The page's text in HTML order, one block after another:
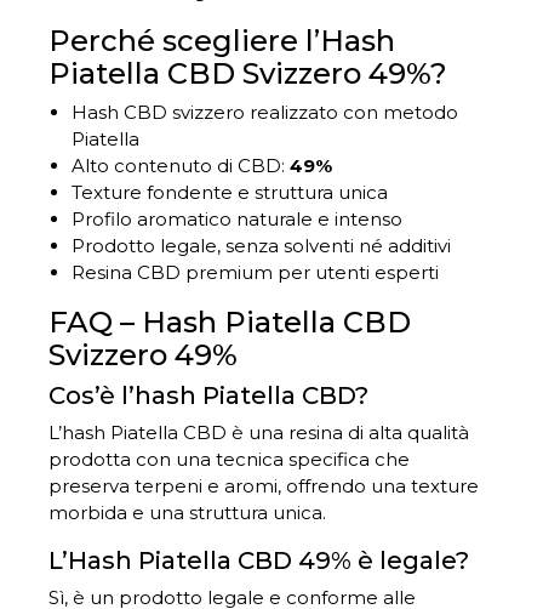
Perché scegliere l’Hash
Piatella CBD Svizzero 49%?
Hash CBD svizzero realizzato con metodo
Piatella
Alto contenuto di CBD: 49%
Texture fondente e struttura unica
Profilo aromatico naturale e intenso
Prodotto legale, senza solventi né additivi
Resina CBD premium per utenti esperti
FAQ – Hash Piatella CBD
Svizzero 49%
Cos’è l’hash Piatella CBD?
L’hash Piatella CBD è una resina di alta qualità
prodotta con una tecnica specifica che
preserva terpeni e aromi, offrendo una texture
morbida e una struttura unica.
L’Hash Piatella CBD 49% è legale?
Sì, è un prodotto legale e conforme alle